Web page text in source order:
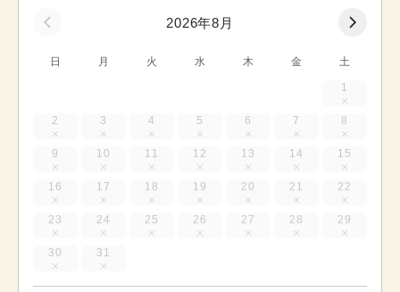
2026年8月
日 月 火 水 木 金 土
1
2 3 4 5 6 7 8
9 10 11 12 13 14 15
16 17 18 19 20 21 22
23 24 25 26 27 28 29
30 31